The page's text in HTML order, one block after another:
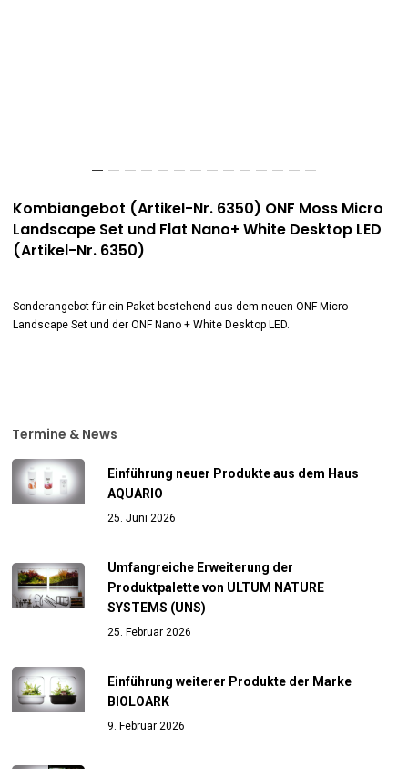
Kombiangebot (Artikel-Nr. 6350) ONF Moss Micro
Landscape Set und Flat Nano+ White Desktop LED
(Artikel-Nr. 6350)
Sonderangebot für ein Paket bestehend aus dem neuen ONF Micro
Landscape Set und der ONF Nano + White Desktop LED.
Termine & News
Einführung neuer Produkte aus dem Haus
AQUARIO
25. Juni 2026
Umfangreiche Erweiterung der
Produktpalette von ULTUM NATURE
SYSTEMS (UNS)
25. Februar 2026
Einführung weiterer Produkte der Marke
BIOLOARK
9. Februar 2026